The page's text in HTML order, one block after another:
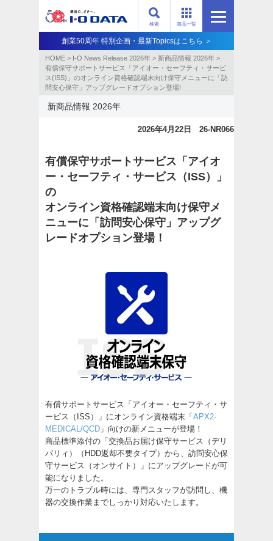
商品一覧
検索
創業50周年 特別企画・最新Topicsはこちら ＞
HOME > I-O News Release 2026年 > 新商品情報 2026年 >
有償保守サポートサービス「アイオー・セーフティ・サービ
ス(ISS)」のオンライン資格確認端末向け保守メニューに「訪
問安心保守」アップグレードオプション登場!
新商品情報 2026年
2026年4月22日 26-NR066
有償保守サポートサービス「アイオ
ー・セーフティ・サービス（ISS）」
の
オンライン資格確認端末向け保守メ
ニューに「訪問安心保守」アップグ
レードオプション登場！
有償サポートサービス「アイオー・セーフティ・サ
ービス（ISS）」にオンライン資格端末「 APX2-
MEDICAL/QCD 」向けの新メニューが登場！
商品標準添付の「交換品お届け保守サービス（デリ
バリィ）（HDD返却不要タイプ）から、訪問安心保
守サービス（オンサイト）」にアップグレードが可
能になりました。
万一のトラブル時には、専門スタッフが訪問し、機
器の交換作業までしっかり対応いたします。